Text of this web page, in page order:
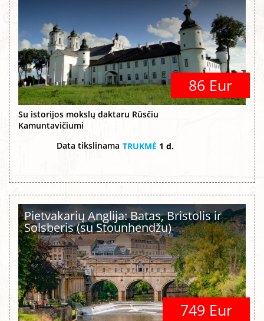
86 Eur
Su istorijos mokslų daktaru Rūsčiu
Kamuntavičiumi
Data tikslinama TRUKMĖ 1 d.
Pietvakarių Anglija: Batas, Bristolis ir
Solsberis (su Stounhendžu)
749 Eur